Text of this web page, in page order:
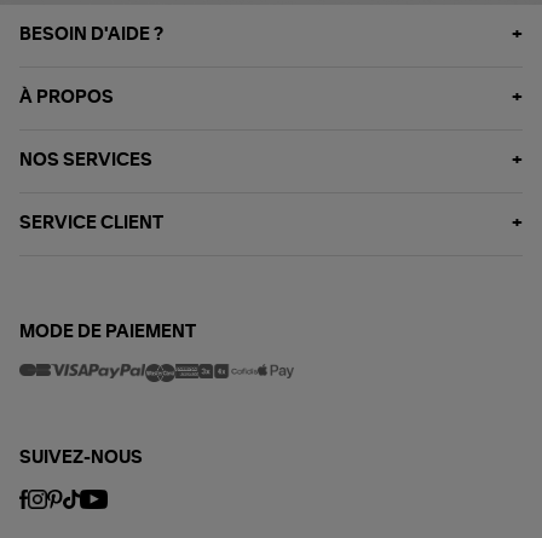
BESOIN D'AIDE ?
À PROPOS
NOS SERVICES
SERVICE CLIENT
MODE DE PAIEMENT
SUIVEZ-NOUS